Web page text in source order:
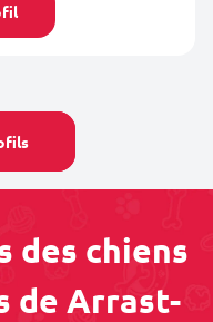
des chiens
de Arrast-